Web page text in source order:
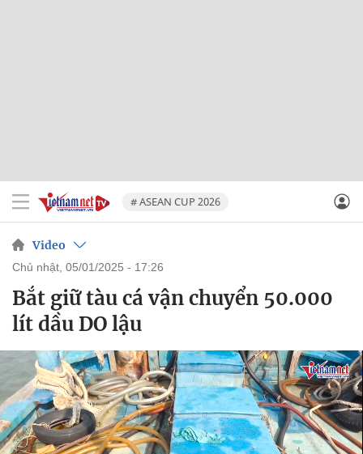
# ASEAN CUP 2026
Video
chủ nhật, 05/01/2025 - 17:26
Bắt giữ tàu cá vận chuyển 50.000
lít dầu DO lậu